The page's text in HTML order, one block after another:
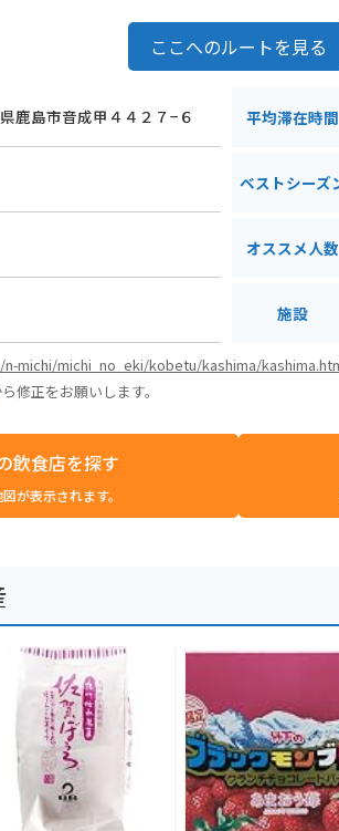
ここへのルートを見る
鹿島市音成甲４４２７−６ 平均滞在時間
ベストシーズ
オススメ人数
施設
michi/michi_no_eki/kobetu/kashima/
修正をお願いします。
飲食店を探す
が表示されます。